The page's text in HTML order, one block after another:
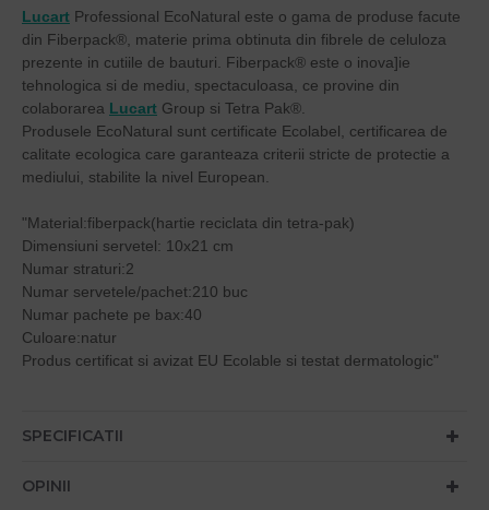
Lucart Professional EcoNatural este o gama de produse facute
din Fiberpack®, materie prima obtinuta din fibrele de celuloza
prezente in cutiile de bauturi. Fiberpack® este o inova]ie
tehnologica si de mediu, spectaculoasa, ce provine din
colaborarea Lucart Group si Tetra Pak®.
Produsele EcoNatural sunt certificate Ecolabel, certificarea de
calitate ecologica care garanteaza criterii stricte de protectie a
mediului, stabilite la nivel European.
"Material:fiberpack(hartie reciclata din tetra-pak)
Dimensiuni servetel: 10x21 cm
Numar straturi:2
Numar servetele/pachet:210 buc
Numar pachete pe bax:40
Culoare:natur
Produs certificat si avizat EU Ecolable si testat dermatologic"
SPECIFICATII
OPINII